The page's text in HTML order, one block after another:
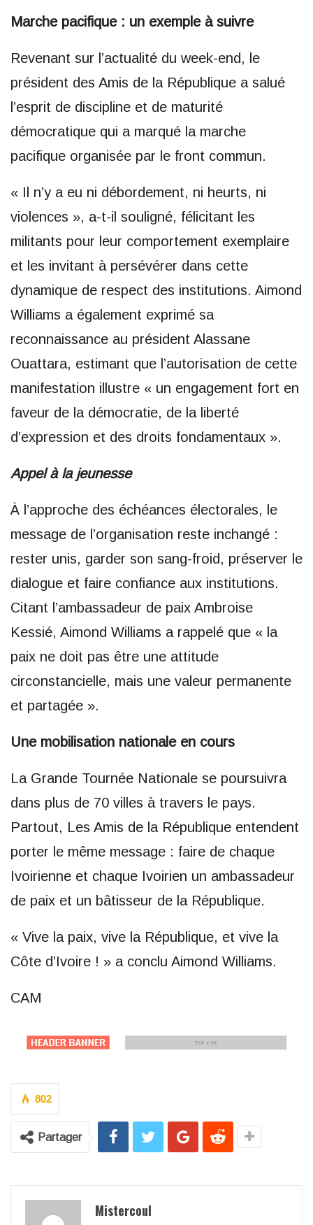
Marche pacifique : un exemple à suivre
Revenant sur l’actualité du week-end, le
président des Amis de la République a salué
l’esprit de discipline et de maturité
démocratique qui a marqué la marche
pacifique organisée par le front commun.
« Il n’y a eu ni débordement, ni heurts, ni
violences », a-t-il souligné, félicitant les
militants pour leur comportement exemplaire
et les invitant à persévérer dans cette
dynamique de respect des institutions. Aimond
Williams a également exprimé sa
reconnaissance au président Alassane
Ouattara, estimant que l’autorisation de cette
manifestation illustre « un engagement fort en
faveur de la démocratie, de la liberté
d’expression et des droits fondamentaux ».
Appel à la jeunesse
À l’approche des échéances électorales, le
message de l’organisation reste inchangé :
rester unis, garder son sang-froid, préserver le
dialogue et faire confiance aux institutions.
Citant l’ambassadeur de paix Ambroise
Kessié, Aimond Williams a rappelé que « la
paix ne doit pas être une attitude
circonstancielle, mais une valeur permanente
et partagée ».
Une mobilisation nationale en cours
La Grande Tournée Nationale se poursuivra
dans plus de 70 villes à travers le pays.
Partout, Les Amis de la République entendent
porter le même message : faire de chaque
Ivoirienne et chaque Ivoirien un ambassadeur
de paix et un bâtisseur de la République.
« Vive la paix, vive la République, et vive la
Côte d’Ivoire ! » a conclu Aimond Williams.
CAM
802
Partager
Mistercoul